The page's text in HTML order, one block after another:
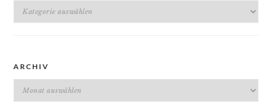
Kategorien
ARCHIV
Archiv